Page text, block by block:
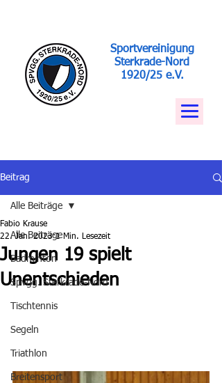
Sportvereinigung
Sterkrade-Nord
1920/25 e.V.
Beitrag
Alle Beiträge
Badminton
Spvgg. Sterkrade-Nord
Tischtennis
Segeln
Triathlon
Breitensport
Alle Beiträge
Jungen 19 spielt
Unentschieden
Fabio Krause
22. Jan. 2023 1 Min. Lesezeit